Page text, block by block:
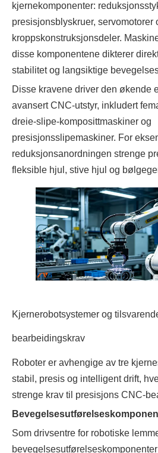
kjernekomponenter:
presisjonsblyskruer, servomotorer
kroppskonstruksjonsdeler.
disse komponentene dikterer
stabilitet og langsiktige
Disse kravene driver den økende
avansert CNC-utstyr, inkludert
dreie-slipe-komposittmaskiner og
presisjonsslipemaskiner. For
reduksjonsanordningen strenge
fleksible hjul, stive hjul og
Kjernerobotsystemer og
bearbeidingskrav
Roboter er avhengige av tre
stabil, presis og intelligent drift,
strenge krav til presisjons CNC-
Som drivsentre for robotiske